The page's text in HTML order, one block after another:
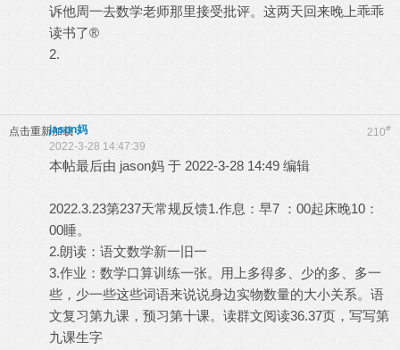
诉他周一去数学老师那里接受批评。这两天回来晚上乖乖
读书了®
2.
点击重新加载 210#
jason妈
2022-3-28 14:47:39
本帖最后由 jason妈 于 2022-3-28 14:49 编辑
2022.3.23第237天常规反馈1.作息：早7 ：00起床晚10：
00睡。
2.朗读：语文数学新一旧一
3.作业：数学口算训练一张。用上多得多、少的多、多一
些，少一些这些词语来说说身边实物数量的大小关系。语
文复习第九课，预习第十课。读群文阅读36.37页，写写第
九课生字